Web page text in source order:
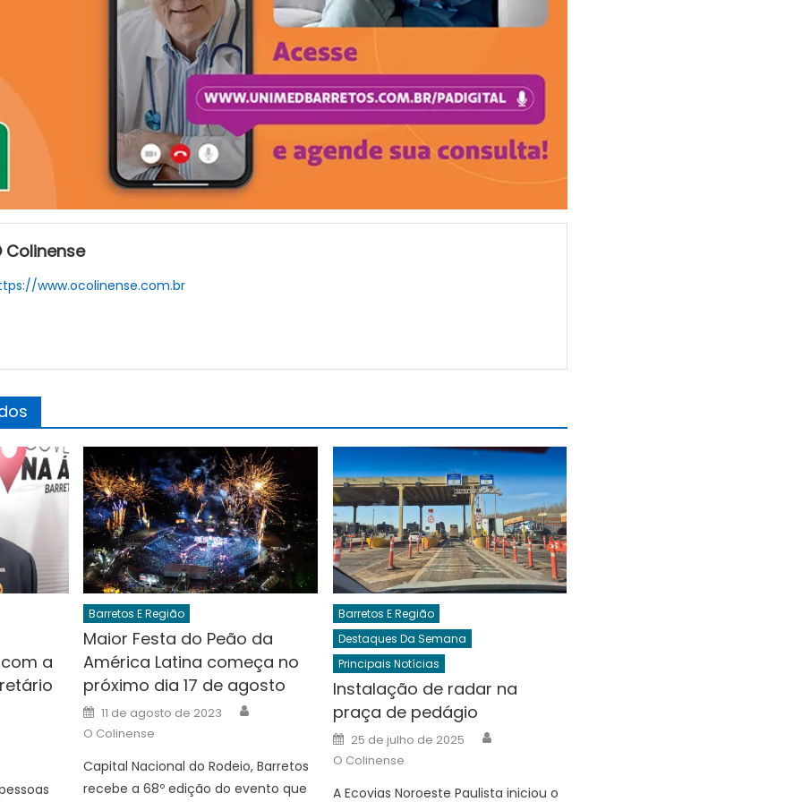
Colinense
www.ocolinense.com.br
a
Barretos E Região
Maior Festa do Peão da
América Latina começa no
próximo dia 17 de agosto
Posted
on
11 de agosto de 2023
O Colinense
Capital Nacional do Rodeio, Barretos
recebe a 68º edição do evento que
Barretos E Região
Destaques Da Semana
Principais Notícias
Instalação de radar na
praça de pedágio
Posted
on
25 de julho de 2025
O Colinense
A Ecovias Noroeste Paulista iniciou o